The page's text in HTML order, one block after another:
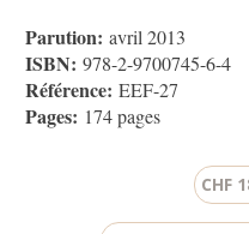
Parution: avril 2013
ISBN: 978-2-9700745-6-4
Référence: EEF-27
Pages: 174 pages
CHF